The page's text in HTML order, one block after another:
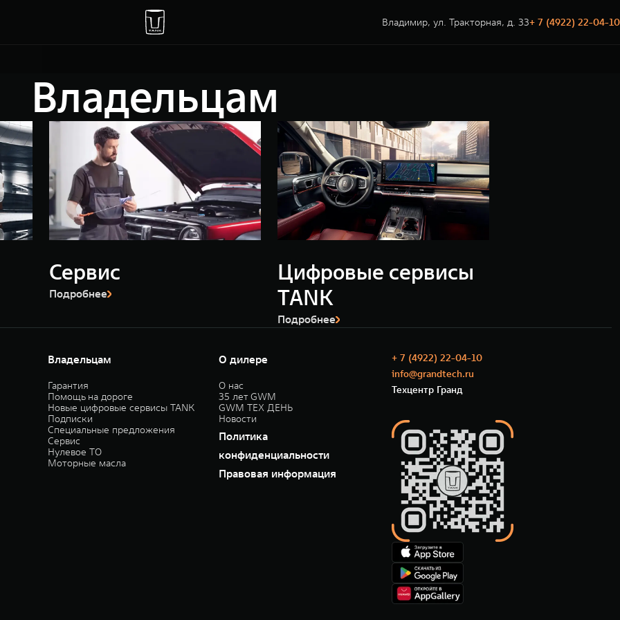
Владимир, ул. Тракторная, д. 33+ 7 (4922) 22-04-10
Владельцам
Сервис
Подробнее
Цифровые сервисы
TANK
Подробнее
Владельцам
Гарантия
Помощь на дороге
Новые цифровые сервисы TANK
Подписки
Специальные предложения
Сервис
Нулевое ТО
Моторные масла
О дилере
О нас
35 лет GWM
GWM ТЕХ ДЕНЬ
Новости
Политика
конфиденциальности
Правовая информация
+ 7 (4922) 22-04-10
info@grandtech.ru
Техцентр Гранд